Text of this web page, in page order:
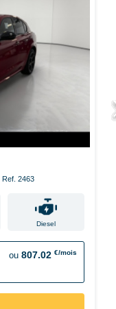
Ref. 2463
Diesel
ou 807.02 €/mois